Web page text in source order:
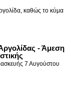
καθώς το κύμα
- Άμεση
7 Αυγούστου